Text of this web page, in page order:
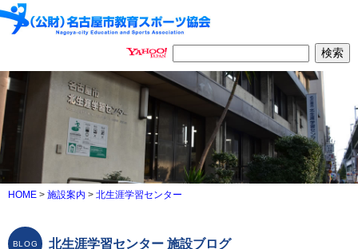
HOME > 施設案内 > 北生涯学習センター
北生涯学習センター 施設ブログ